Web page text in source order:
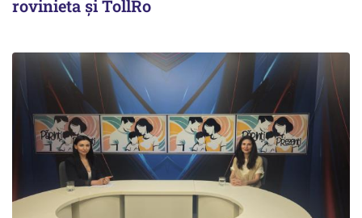
rovinieta și TollRo